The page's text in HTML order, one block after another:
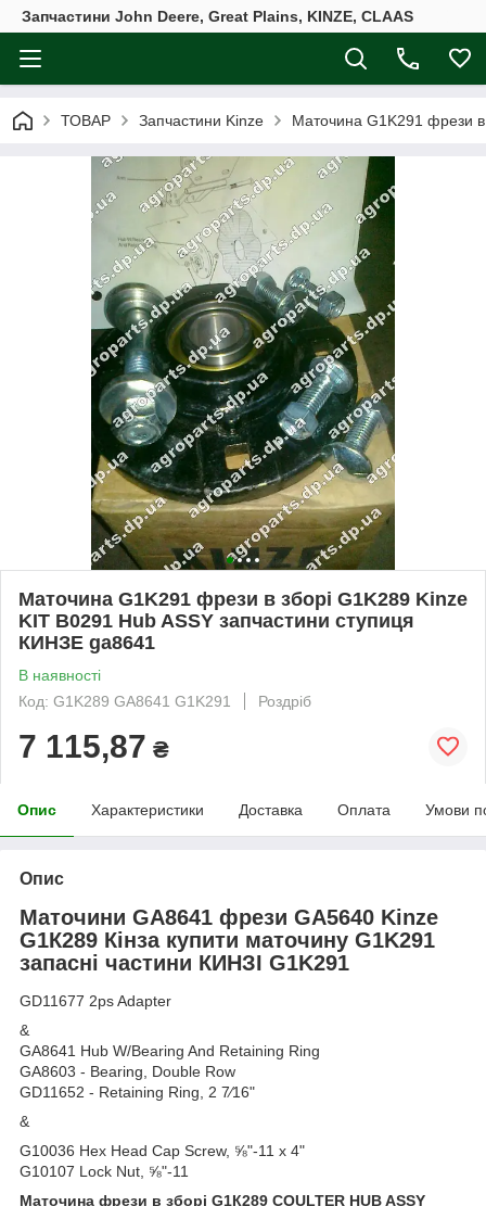
Запчастини John Deere, Great Plains, KINZE, CLAAS
ТОВАР Запчастини Kinze Маточина G1K291 фрези
Маточина G1K291 фрези в зборі G1K289 Kinze
KIT B0291 Hub ASSY запчастини ступиця
КИНЗЕ ga8641
В наявності
Код: G1K289 GA8641 G1K291
Роздріб
7 115,87 ₴
Опис Характеристики Доставка Оплата Умови
Опис
Маточини GA8641 фрези GA5640 Kinze
G1К289 Кінза купити маточину G1K291
запасні частини КИНЗІ G1K291
GD11677 2ps Adapter
&
GA8641 Hub W/Bearing And Retaining Ring
GA8603 - Bearing, Double Row
GD11652 - Retaining Ring, 2 7∕16"
&
G10036 Hex Head Cap Screw, ⅝"-11 x 4"
G10107 Lock Nut, ⅝"-11
Маточина фрези в зборі G1К289 COULTER HUB ASSY